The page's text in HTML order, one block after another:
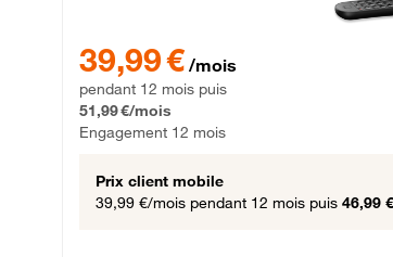
39,99 € /mois
pendant 12 mois puis
51,99 €/mois
Engagement 12 mois
Prix client mobile
39,99 €/mois pendant 12 mois puis 46,99